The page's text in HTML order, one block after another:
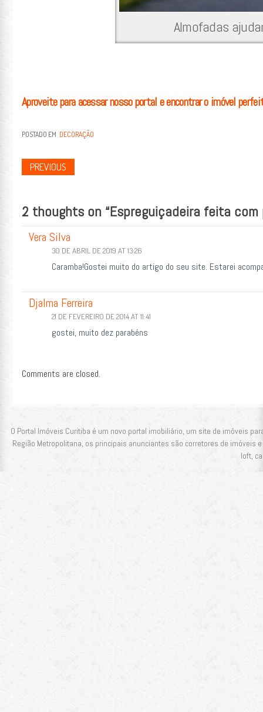
Almofadas
Aproveite para acessar nosso portal e encontrar o imóvel
POSTADO EM DECORAÇÃO
PREVIOUS
2 thoughts on “Espreguiçadeira feita
Vera Silva
30 DE ABRIL DE 2019 AT 13:26
Caramba!Gostei muito do artigo do seu site. Estarei
Djalma Ferreira
21 DE FEVEREIRO DE 2014 AT 11:41
gostei, muito dez parabéns
Comments are closed.
O Portal Imóveis Curitiba é um novo portal imobiliário, um site de imóveis
Região Metropolitana, os principais anunciantes são corretores de imóveis
loft,